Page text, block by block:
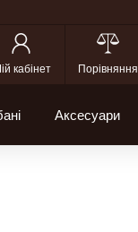
кабінет Порівняння
Аксесуари